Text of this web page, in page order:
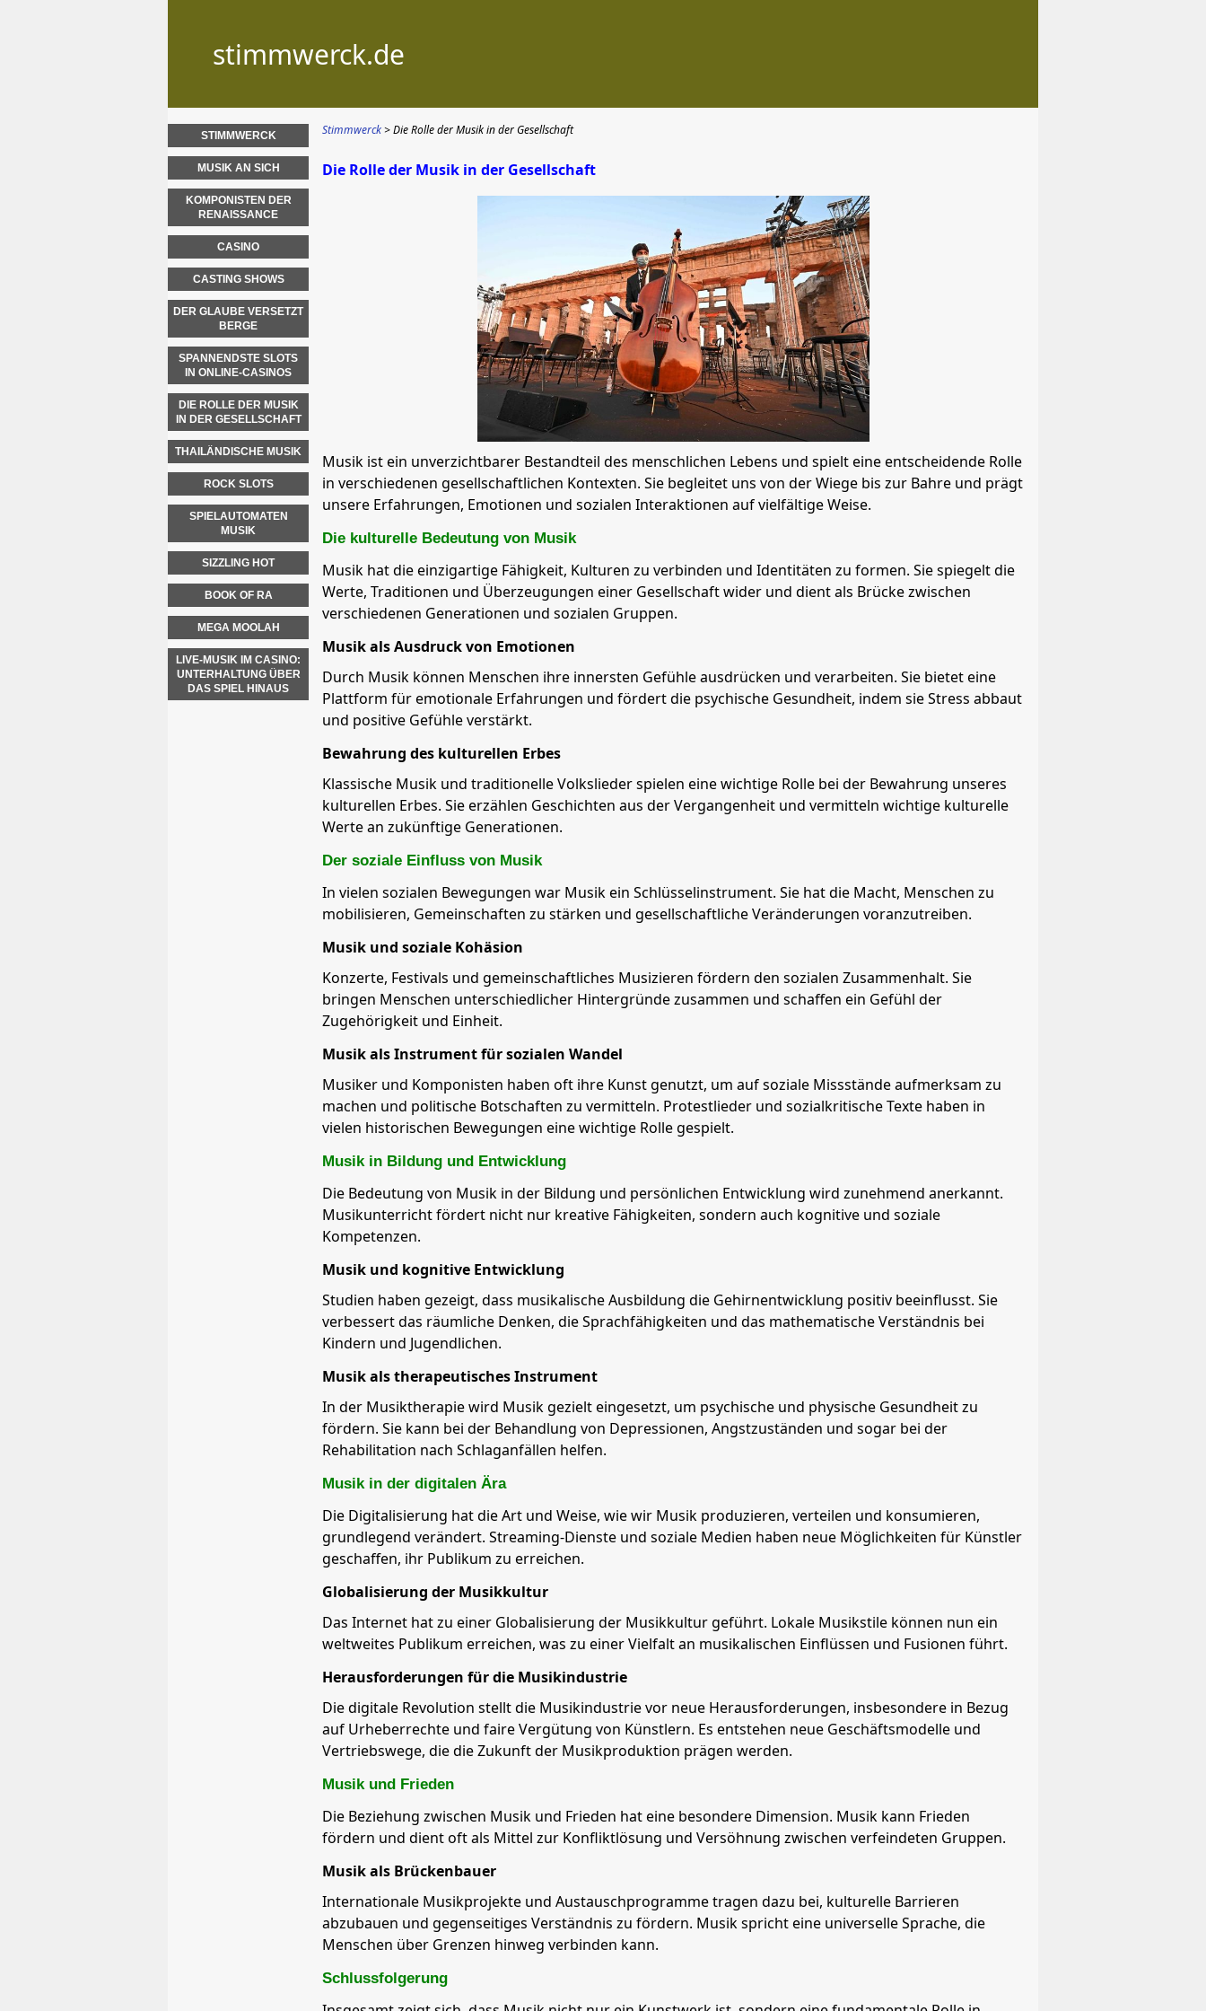
stimmwerck.de
Stimmwerck Die Rolle der Musik in der Gesellschaft
Die Rolle der Musik in der Gesellschaft
Musik ist ein unverzichtbarer Bestandteil des menschlichen Lebens und spielt eine entscheidende Rolle
in verschiedenen gesellschaftlichen Kontexten. Sie begleitet uns von der Wiege bis zur Bahre und prägt
unsere Erfahrungen, Emotionen und sozialen Interaktionen auf vielfältige Weise.
Die kulturelle Bedeutung von Musik
Musik hat die einzigartige Fähigkeit, Kulturen zu verbinden und Identitäten zu formen. Sie spiegelt die
Werte, Traditionen und Überzeugungen einer Gesellschaft wider und dient als Brücke zwischen
verschiedenen Generationen und sozialen Gruppen.
Musik als Ausdruck von Emotionen
Durch Musik können Menschen ihre innersten Gefühle ausdrücken und verarbeiten. Sie bietet eine
Plattform für emotionale Erfahrungen und fördert die psychische Gesundheit, indem sie Stress abbaut
und positive Gefühle verstärkt.
Bewahrung des kulturellen Erbes
Klassische Musik und traditionelle Volkslieder spielen eine wichtige Rolle bei der Bewahrung unseres
kulturellen Erbes. Sie erzählen Geschichten aus der Vergangenheit und vermitteln wichtige kulturelle
Werte an zukünftige Generationen.
Der soziale Einfluss von Musik
In vielen sozialen Bewegungen war Musik ein Schlüsselinstrument. Sie hat die Macht, Menschen zu
mobilisieren, Gemeinschaften zu stärken und gesellschaftliche Veränderungen voranzutreiben.
Musik und soziale Kohäsion
Konzerte, Festivals und gemeinschaftliches Musizieren fördern den sozialen Zusammenhalt. Sie
bringen Menschen unterschiedlicher Hintergründe zusammen und schaffen ein Gefühl der
Zugehörigkeit und Einheit.
Musik als Instrument für sozialen Wandel
Musiker und Komponisten haben oft ihre Kunst genutzt, um auf soziale Missstände aufmerksam zu
machen und politische Botschaften zu vermitteln. Protestlieder und sozialkritische Texte haben in
vielen historischen Bewegungen eine wichtige Rolle gespielt.
Musik in Bildung und Entwicklung
Die Bedeutung von Musik in der Bildung und persönlichen Entwicklung wird zunehmend anerkannt.
Musikunterricht fördert nicht nur kreative Fähigkeiten, sondern auch kognitive und soziale
Kompetenzen.
Musik und kognitive Entwicklung
Studien haben gezeigt, dass musikalische Ausbildung die Gehirnentwicklung positiv beeinflusst. Sie
verbessert das räumliche Denken, die Sprachfähigkeiten und das mathematische Verständnis bei
Kindern und Jugendlichen.
Musik als therapeutisches Instrument
In der Musiktherapie wird Musik gezielt eingesetzt, um psychische und physische Gesundheit zu
fördern. Sie kann bei der Behandlung von Depressionen, Angstzuständen und sogar bei der
Rehabilitation nach Schlaganfällen helfen.
Musik in der digitalen Ära
Die Digitalisierung hat die Art und Weise, wie wir Musik produzieren, verteilen und konsumieren,
grundlegend verändert. Streaming-Dienste und soziale Medien haben neue Möglichkeiten für Künstler
geschaffen, ihr Publikum zu erreichen.
Globalisierung der Musikkultur
Das Internet hat zu einer Globalisierung der Musikkultur geführt. Lokale Musikstile können nun ein
weltweites Publikum erreichen, was zu einer Vielfalt an musikalischen Einflüssen und Fusionen führt.
Herausforderungen für die Musikindustrie
Die digitale Revolution stellt die Musikindustrie vor neue Herausforderungen, insbesondere in Bezug
auf Urheberrechte und faire Vergütung von Künstlern. Es entstehen neue Geschäftsmodelle und
Vertriebswege, die die Zukunft der Musikproduktion prägen werden.
Musik und Frieden
Die Beziehung zwischen Musik und Frieden hat eine besondere Dimension. Musik kann Frieden
fördern und dient oft als Mittel zur Konfliktlösung und Versöhnung zwischen verfeindeten Gruppen.
Musik als Brückenbauer
Internationale Musikprojekte und Austauschprogramme tragen dazu bei, kulturelle Barrieren
abzubauen und gegenseitiges Verständnis zu fördern. Musik spricht eine universelle Sprache, die
Menschen über Grenzen hinweg verbinden kann.
Schlussfolgerung
STIMMWERCK
MUSIK AN SICH
KOMPONISTEN DER
RENAISSANCE
CASINO
CASTING SHOWS
DER GLAUBE VERSETZT
BERGE
SPANNENDSTE SLOTS
IN ONLINE-CASINOS
DIE ROLLE DER MUSIK
IN DER GESELLSCHAFT
THAILÄNDISCHE MUSIK
ROCK SLOTS
SPIELAUTOMATEN
MUSIK
SIZZLING HOT
BOOK OF RA
MEGA MOOLAH
LIVE-MUSIK IM CASINO:
UNTERHALTUNG ÜBER
DAS SPIEL HINAUS